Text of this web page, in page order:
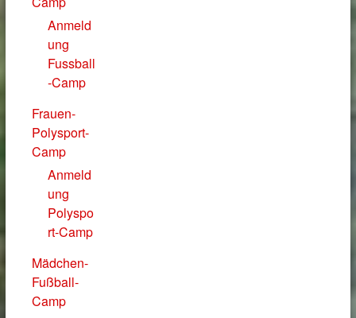
Anmeld
ung
Fussball
-Camp
Frauen-
Polysport-
Camp
Anmeld
ung
Polyspo
rt-Camp
Mädchen-
Fußball-
Camp